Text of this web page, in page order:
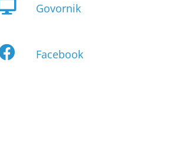
Govornik
Facebook